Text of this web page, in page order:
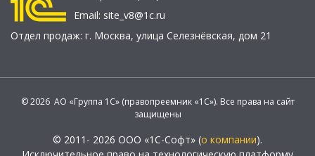
Email: site_v8@1c.ru
Отдел продаж: г. Москва, улица Селезнёвская, дом 21
© 2026 АО «Группа 1С» (правопреемник «1С»). Все права на сайт
защищены
© 2011- 2026 ООО «1С-Софт» (о компании).